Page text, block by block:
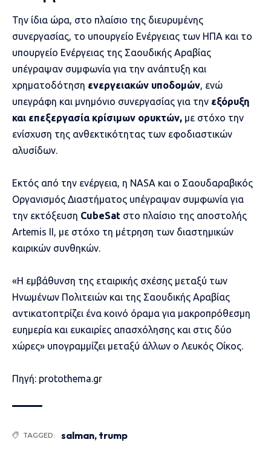
Την ίδια ώρα, στο πλαίσιο της διευρυμένης
συνεργασίας, το υπουργείο Ενέργειας των ΗΠΑ και το
υπουργείο Ενέργειας της Σαουδικής Αραβίας
υπέγραψαν συμφωνία για την ανάπτυξη και
χρηματοδότηση ενεργειακών υποδομών , ενώ
υπεγράφη και μνημόνιο συνεργασίας για την εξόρυξη
και επεξεργασία κρίσιμων ορυκτών, με στόχο την
ενίσχυση της ανθεκτικότητας των εφοδιαστικών
αλυσίδων.
Εκτός από την ενέργεια, η NASA και ο Σαουδαραβικός
Οργανισμός Διαστήματος υπέγραψαν συμφωνία για
την εκτόξευση CubeSat στο πλαίσιο της αποστολής
Artemis II, με στόχο τη μέτρηση των διαστημικών
καιρικών συνθηκών.
«Η εμβάθυνση της εταιρικής σχέσης μεταξύ των
Ηνωμένων Πολιτειών και της Σαουδικής Αραβίας
αντικατοπτρίζει ένα κοινό όραμα για μακροπρόθεσμη
ευημερία και ευκαιρίες απασχόλησης και στις δύο
χώρες» υπογραμμίζει μεταξύ άλλων ο Λευκός Οίκος.
Πηγή: protothema.gr
TAGGED: salman, trump